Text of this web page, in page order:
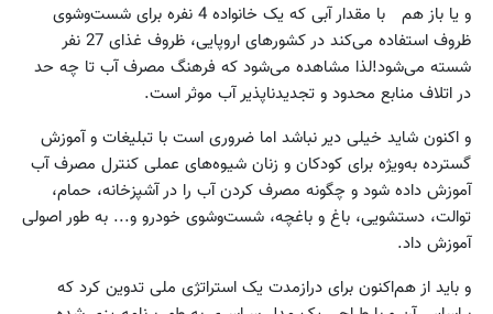
و یا باز هم با مقدار آبی که یک خانواده 4 نفره برای شست‌وشوی
ظروف استفاده می‌کند در کشورهای اروپایی، ظروف غذای 27 نفر
شسته می‌شود!لذا مشاهده می‌شود که فرهنگ مصرف آب تا چه حد
در اتلاف منابع محدود و تجدیدناپذیر آب موثر است.
و اکنون شاید خیلی دیر نباشد اما ضروری است با تبلیغات و آموزش
گسترده به‌ویژه برای کودکان و زنان شیوه‌های عملی کنترل مصرف آب
آموزش داده شود و چگونه مصرف کردن آب را در آشپزخانه، حمام،
توالت، دستشویی، باغ و باغچه، شست‌وشوی خودرو و... به طور اصولی
آموزش داد.
و باید از هم‌اکنون برای درازمدت یک استراتژی ملی تدوین کرد که